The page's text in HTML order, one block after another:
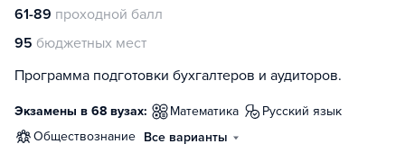
61-89 проходной балл
95 бюджетных мест
Программа подготовки бухгалтеров и аудиторов.
Экзамены в 68 вузах: математика
русский язык
обществознание Все варианты